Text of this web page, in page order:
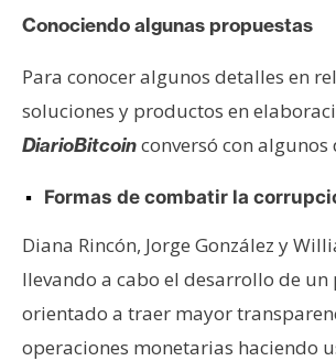
Conociendo algunas propuestas
Para conocer algunos detalles en
soluciones y productos en
DiarioBitcoinconversó con
Formas de combatir la
Diana Rincón, Jorge González y
llevando a cabo el desarrollo de un
orientado a traer mayor
operaciones monetarias haciendo